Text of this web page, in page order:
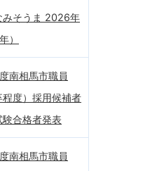
みそうま 2026年
）
南相馬市職員
程度）採用候補者
合格者発表
南相馬市職員